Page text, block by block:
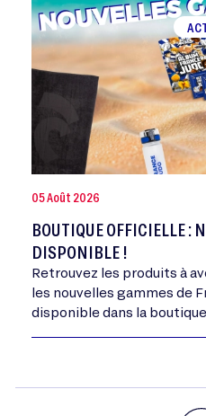
05 Août 2026
BOUTIQUE OFFICIELLE :
DISPONIBLE !
Retrouvez les produits à
les nouvelles gammes de
disponible dans la